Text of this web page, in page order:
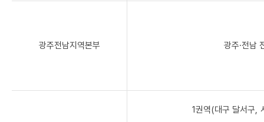
광주전남지역본부 광주·전남
1권역(대구 달서구,